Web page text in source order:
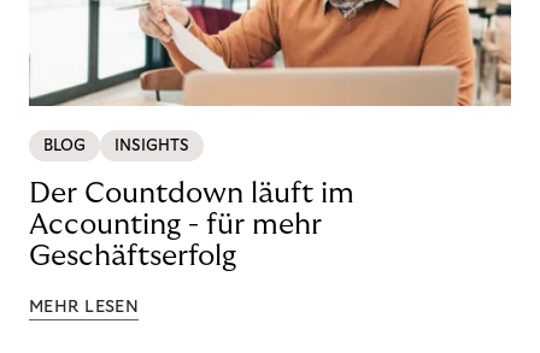
BLOG INSIGHTS
Der Countdown läuft im
Accounting - für mehr
Geschäftserfolg
MEHR LESEN